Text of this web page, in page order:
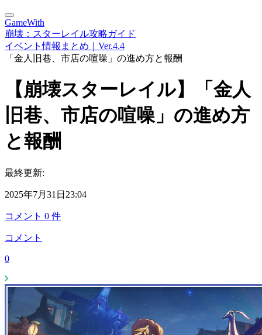
GameWith
崩壊：スターレイル攻略ガイド
イベント情報まとめ｜Ver.4.4
「金人旧巷、市店の喧噪」の進め方と報酬
【崩壊スターレイル】「金人
旧巷、市店の喧噪」の進め方
と報酬
最終更新:
2025年7月31日23:04
コメント 0 件
コメント
0